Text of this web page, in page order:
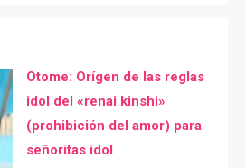
Otome: Orígen de las reglas
idol del «renai kinshi»
(prohibición del amor) para
señoritas idol